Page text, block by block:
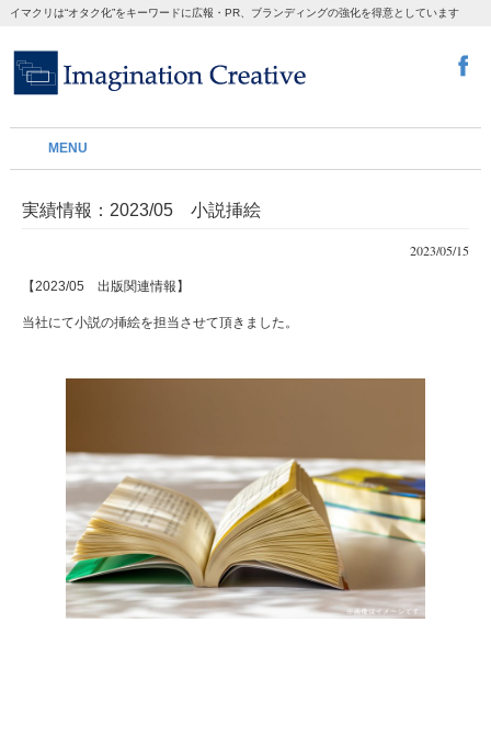
イマクリは“オタク化”をキーワードに広報・PR、ブランディングの強化を得意としています
MENU
実績情報：2023/05 小説挿絵
2023/05/15
【2023/05 出版関連情報】
当社にて小説の挿絵を担当させて頂きました。